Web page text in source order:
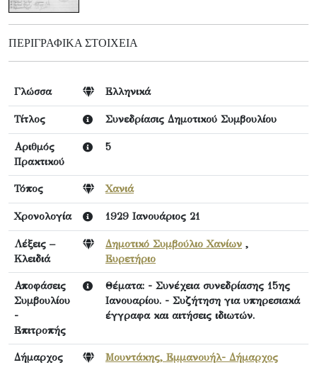
ΠΕΡΙΓΡΑΦΙΚΆ ΣΤΟΙΧΕΊΑ
Γλώσσα Ελληνικά
Τίτλος Συνεδρίασις Δημοτικού Συμβουλίου
Αριθμός
Πρακτικού
5
Τόπος Χανιά
Χρονολογία 1929 Ιανουάριος 21
Λέξεις –
Κλειδιά
Δημοτικό Συμβούλιο Χανίων ,
Ευρετήριο
Αποφάσεις
Συμβουλίου
-
Επιτροπής
Θέματα: - Συνέχεια συνεδρίασης 15ης
Ιανουαρίου. - Συζήτηση για υπηρεσιακά
έγγραφα και αιτήσεις ιδιωτών.
Δήμαρχος
Μουντάκης, Εμμανουήλ- Δήμαρχος